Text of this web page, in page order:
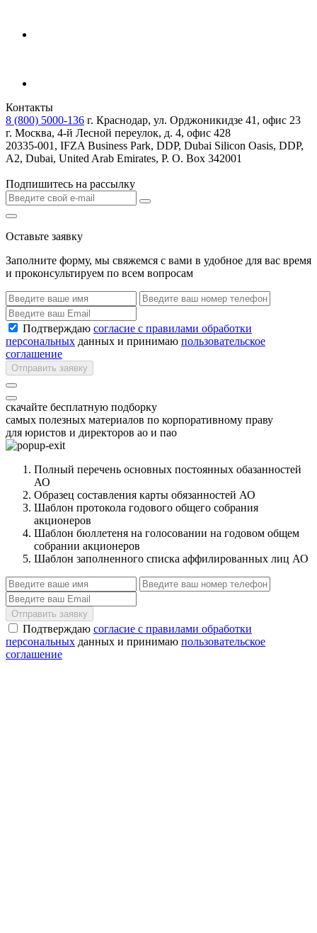
Контакты
8 (800) 5000-136 г. Краснодар, ул. Орджоникидзе 41, офис 23
г. Москва, 4-й Лесной переулок, д. 4, офис 428
20335-001, IFZA Business Park, DDP, Dubai Silicon Oasis, DDP,
A2, Dubai, United Arab Emirates, P. O. Box 342001
Подпишитесь на рассылку
Оставьте заявку
Заполните форму, мы свяжемся с вами в удобное для вас время
и проконсультируем по всем вопросам
Подтверждаю согласие с правилами обработки
персональных данных и принимаю пользовательское
соглашение
Отправить заявку
скачайте бесплатную подборку
самых полезных материалов по корпоративному праву
для юристов и директоров ао и пао
Полный перечень основных постоянных обазанностей
АО
Образец составления карты обязанностей АО
Шаблон протокола годового общего собрания
акционеров
Шаблон бюллетеня на голосовании на годовом общем
собрании акционеров
Шаблон заполненного списка аффилированных лиц АО
Отправить заявку
Подтверждаю согласие с правилами обработки
персональных данных и принимаю пользовательское
соглашение